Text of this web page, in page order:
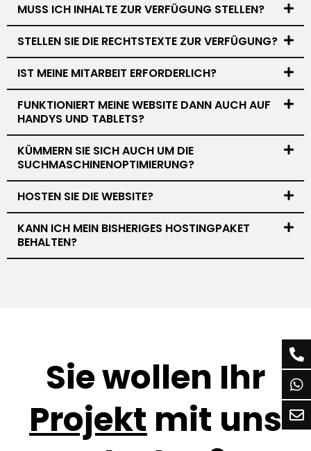
MUSS ICH INHALTE ZUR VERFÜGUNG STELLEN?
STELLEN SIE DIE RECHTSTEXTE ZUR VERFÜGUNG?
IST MEINE MITARBEIT ERFORDERLICH?
FUNKTIONIERT MEINE WEBSITE DANN AUCH AUF
HANDYS UND TABLETS?
KÜMMERN SIE SICH AUCH UM DIE
SUCHMASCHINENOPTIMIERUNG?
HOSTEN SIE DIE WEBSITE?
KANN ICH MEIN BISHERIGES HOSTINGPAKET
BEHALTEN?
Sie wollen Ihr
Projekt mit uns